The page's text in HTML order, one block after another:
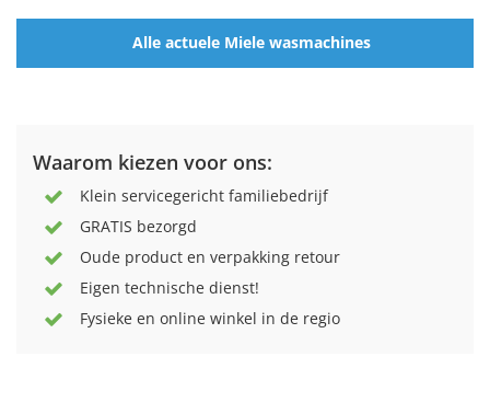
Alle actuele Miele wasmachines
Waarom kiezen voor ons:
Klein servicegericht familiebedrijf
GRATIS bezorgd
Oude product en verpakking retour
Eigen technische dienst!
Fysieke en online winkel in de regio